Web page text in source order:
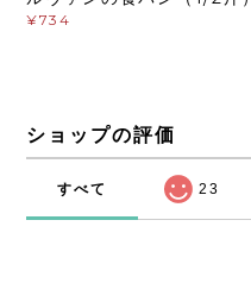
¥734
ショップの評価
すべて 23